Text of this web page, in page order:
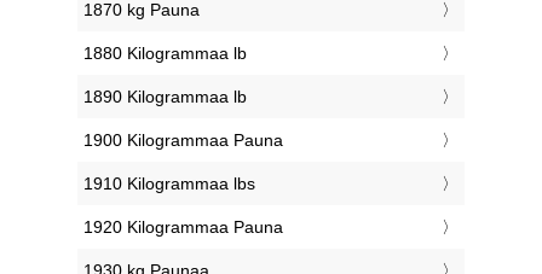
1870 kg Pauna
1880 Kilogrammaa lb
1890 Kilogrammaa lb
1900 Kilogrammaa Pauna
1910 Kilogrammaa lbs
1920 Kilogrammaa Pauna